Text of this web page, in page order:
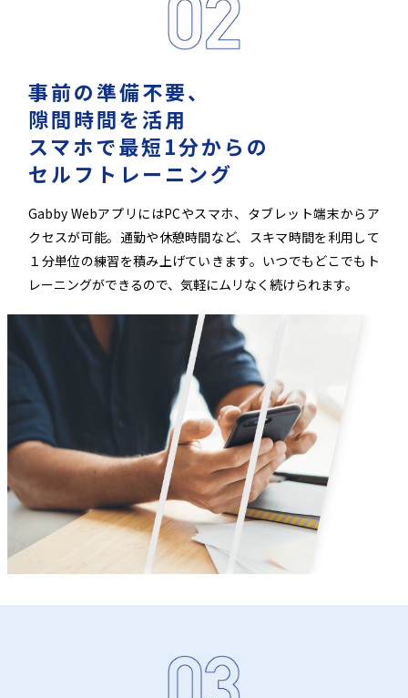
事前の準備不要、
隙間時間を活用
スマホで最短1分からの
セルフトレーニング
Gabby WebアプリにはPCやスマホ、タブレット端末からア
クセスが可能。通勤や休憩時間など、スキマ時間を利用して
１分単位の練習を積み上げていきます。いつでもどこでもト
レーニングができるので、気軽にムリなく続けられます。